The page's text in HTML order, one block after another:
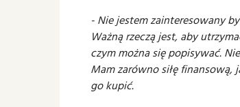
- Nie jestem zainteresowany
Ważną rzeczą jest, aby
czym można się popisywać.
Mam zarówno siłę
go kupić.